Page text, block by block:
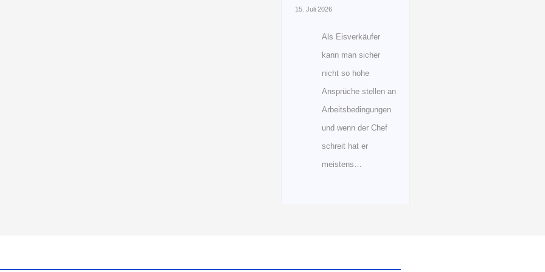
15. Juli 2026
Als Eisverkäufer
kann man sicher
nicht so hohe
Ansprüche stellen an
Arbeitsbedingungen
und wenn der Chef
schreit hat er
meistens…